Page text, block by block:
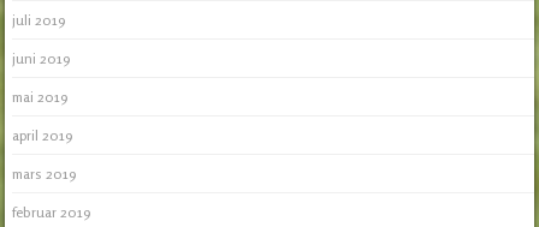
juli 2019
juni 2019
mai 2019
april 2019
mars 2019
februar 2019